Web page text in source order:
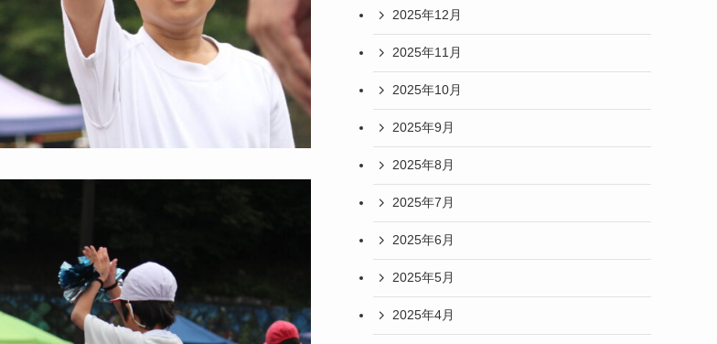
2025年12月
2025年11月
2025年10月
2025年9月
2025年8月
2025年7月
2025年6月
2025年5月
2025年4月